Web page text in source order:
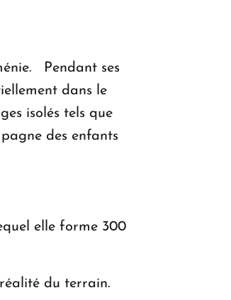
Pendant ses
dans le
isolés tels que
des enfants
elle forme 300
du terrain.